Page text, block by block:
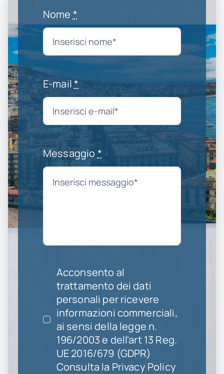
Nome *
E-mail*
Messaggio *
Acconsento al
trattamento dei dati
personali per ricevere
informazioni commerciali,
ai sensi della legge n.
196/2003 e dell'art 13 Reg.
UE 2016/679 (GDPR)
Consulta la Privacy Policy